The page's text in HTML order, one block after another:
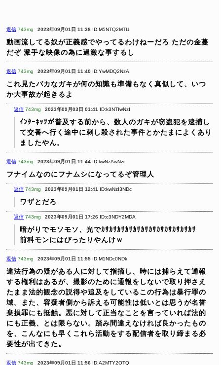
返信 743mg 2023年09月01日 11:38 ID:M5NTQ2MTU
動画流してる奴が正義感でやってるわけねーだろ ただの金蔓
だぞ 派手な映像の為に過激な事するし
返信 743mg 2023年09月01日 11:40 ID:YwMDQ2NzA
これ見たバカなガキが何の知識も準備もなく真似して、いつ
か大事故が起きるよ
返信 743mg 2023年09月03日 01:41 ID:k3NTIwNzI
ｲﾝﾀｰﾈｯﾂが普及する前から、数人のガキが窃盗犯を逮捕し
て交番へ行く途中に刺し殺された事件とかたまによくあり
ましたやん。
返信 743mg 2023年09月01日 11:44 ID:kwNzAwNzc
フナイムなのにフナムシになってるぞ管理人
返信 743mg 2023年09月01日 12:41 ID:kwNzI3NDc
ワザとだろ
返信 743mg 2023年09月01日 17:26 ID:c3NDY2MDA
暗がりでモソモソ、光でｶｻｶｻｶｻｶｻｶｻｶｻｶｻｶｻｶｻｶｻｶｻｶｻ
前科モンにはぴったりやんけｗ
返信 743mg 2023年09月01日 11:55 ID:M1NDc0NDk
違法行為の疑がある人に対して指摘し、時には捕らえて通報
する権利はあるが、撮影のために通報をしないで取り押さえ
たまま法的観念の説得や追及をしているこの行為は暴行罪の
域。また、容疑者側から訴える可能性は低いとは思うが名誉
棄損罪にも抵触。悪に対して正当なことを言っていれば法的
にも正義、とは限らない。踏み間違えなければ良かったもの
を、こんなにも早くこれら活動をする配信者を取り締まる必
要性が出てきた。
返信 743mg 2023年09月01日 11:56 ID:A2MTY2OTQ